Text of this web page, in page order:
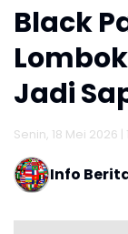
Black
Jadi
Senin, 18 Mei 2026 |
Info